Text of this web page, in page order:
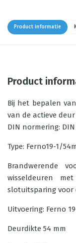
Product informatie
Product
Bij het bepalen
van de actieve
DIN normering:
Type: Ferno19-1/
Brandwerende
wisseldeuren
slotuitsparing voor
Uitvoering: Ferno
Deurdikte 54 mm